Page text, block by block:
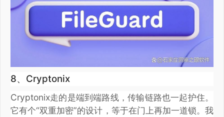
8、Cryptonix
Cryptonix走的是端到端路线，传输链路也一起护住。
它有个“双重加密”的设计，等于在门上再加一道锁。我